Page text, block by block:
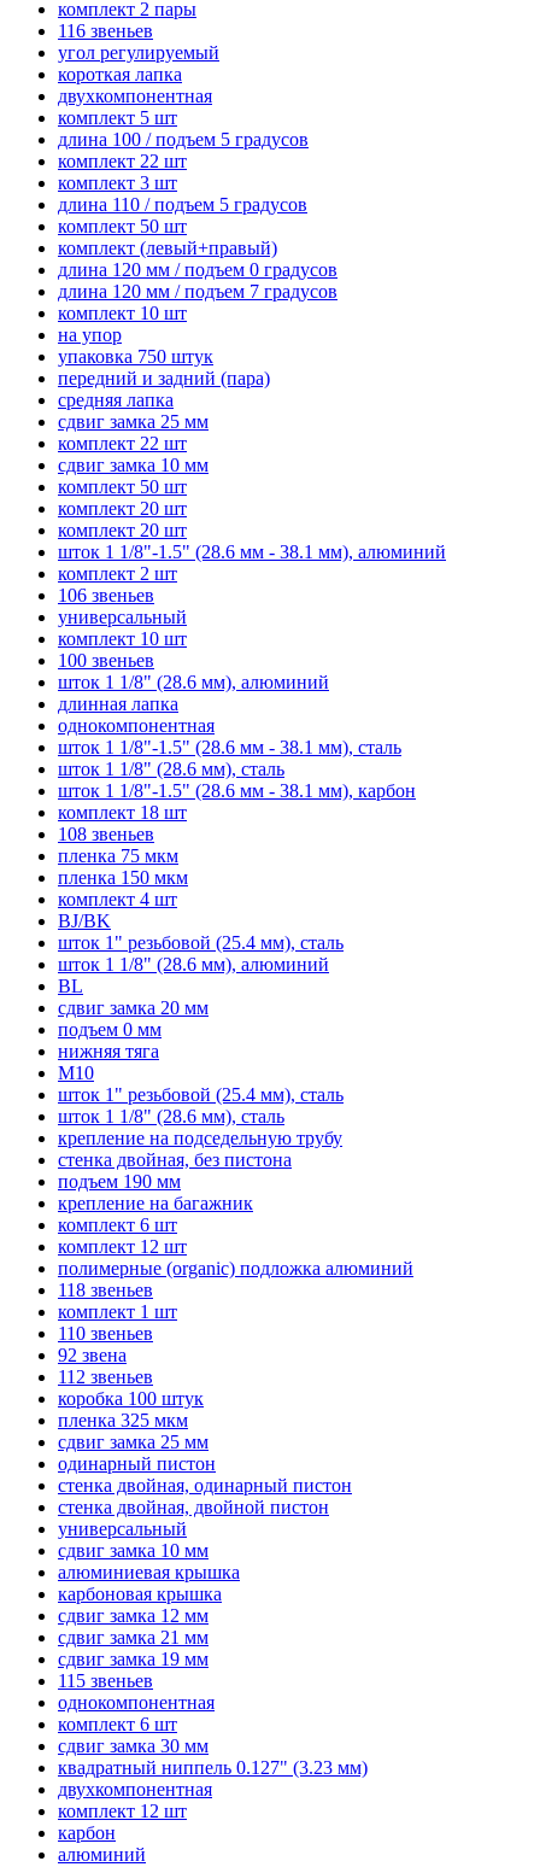
комплект 2 пары
116 звеньев
угол регулируемый
короткая лапка
двухкомпонентная
комплект 5 шт
длина 100 / подъем 5 градусов
комплект 22 шт
комплект 3 шт
длина 110 / подъем 5 градусов
комплект 50 шт
комплект (левый+правый)
длина 120 мм / подъем 0 градусов
длина 120 мм / подъем 7 градусов
комплект 10 шт
на упор
упаковка 750 штук
передний и задний (пара)
средняя лапка
сдвиг замка 25 мм
комплект 22 шт
сдвиг замка 10 мм
комплект 50 шт
комплект 20 шт
комплект 20 шт
шток 1 1/8"-1.5" (28.6 мм - 38.1 мм), алюминий
комплект 2 шт
106 звеньев
универсальный
комплект 10 шт
100 звеньев
шток 1 1/8" (28.6 мм), алюминий
длинная лапка
однокомпонентная
шток 1 1/8"-1.5" (28.6 мм - 38.1 мм), сталь
шток 1 1/8" (28.6 мм), сталь
шток 1 1/8"-1.5" (28.6 мм - 38.1 мм), карбон
комплект 18 шт
108 звеньев
пленка 75 мкм
пленка 150 мкм
комплект 4 шт
BJ/BK
шток 1" резьбовой (25.4 мм), сталь
шток 1 1/8" (28.6 мм), алюминий
BL
сдвиг замка 20 мм
подъем 0 мм
нижняя тяга
M10
шток 1" резьбовой (25.4 мм), сталь
шток 1 1/8" (28.6 мм), сталь
крепление на подседельную трубу
стенка двойная, без пистона
подъем 190 мм
крепление на багажник
комплект 6 шт
комплект 12 шт
полимерные (organic) подложка алюминий
118 звеньев
комплект 1 шт
110 звеньев
92 звена
112 звеньев
коробка 100 штук
пленка 325 мкм
сдвиг замка 25 мм
одинарный пистон
стенка двойная, одинарный пистон
стенка двойная, двойной пистон
универсальный
сдвиг замка 10 мм
алюминиевая крышка
карбоновая крышка
сдвиг замка 12 мм
сдвиг замка 21 мм
сдвиг замка 19 мм
115 звеньев
однокомпонентная
комплект 6 шт
сдвиг замка 30 мм
квадратный ниппель 0.127" (3.23 мм)
двухкомпонентная
комплект 12 шт
карбон
алюминий